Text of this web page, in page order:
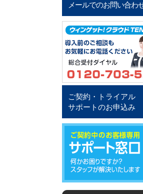
メールでのお問い合わ
ご契約・トライアル
サポートのお申込み